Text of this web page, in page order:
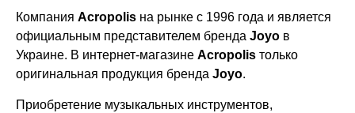
Компания Acropolis на рынке с 1996 года и является
официальным представителем бренда Joyo в
Украине. В интернет-магазине Acropolis только
оригинальная продукция бренда Joyo.
Приобретение музыкальных инструментов,